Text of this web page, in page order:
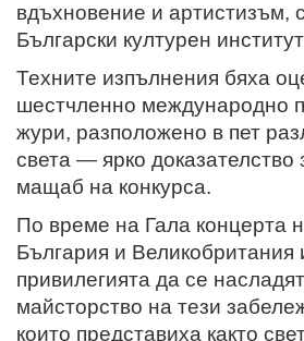
вдъхновение и артистизъм,
Български културен
Техните изпълнения бяха
шестчленно международно
жури, разположено в пет
света — ярко доказателство
мащаб на конкурса.
По време на Гала концерта
България и Великобритания
привилегията да се
майсторство на тези
които представиха както